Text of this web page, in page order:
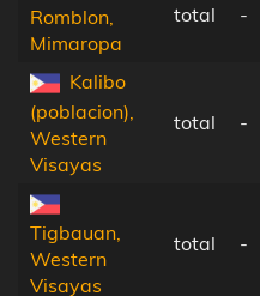
Romblon,
Mimaropa
total -
Kalibo
(poblacion),
Western
Visayas
total -
Tigbauan,
Western
Visayas
total -